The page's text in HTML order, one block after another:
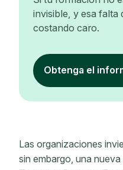
invisible, y esa falta
costando caro.
Obtenga el
Las organizaciones
sin embargo, una